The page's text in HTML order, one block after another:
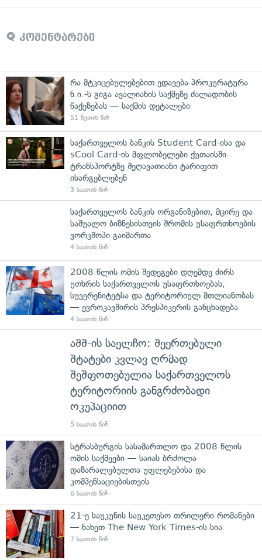
კომენტარები
რა მტკიცებულებებით ედავება პროკურატურა
ნ.ი.-ს გიგა ავალიანის საქმეზე ძალადობის
წაქეზებას — საქმის დეტალები
51 წუთის წინ
საქართველოს ბანკის Student Card-ისა და
sCool Card-ის მფლობელები ქუთაისში
ტრანსპორტზე შეღავათიანი ტარიფით
ისარგებლებენ
3 საათის წინ
საქართველოს ბანკის ორგანიზებით, მცირე და
საშუალო ბიზნესისთვის შრომის უსაფრთხოების
ვორკშოპი გაიმართა
4 საათის წინ
2008 წლის ომის შედეგები დღემდე ძირს
უთხრის საქართველოს უსაფრთხოებას,
სუვერენიტეტსა და ტერიტორიულ მთლიანობას
— ევროკავშირის პრესპიკერის განცხადება
4 საათის წინ
აშშ-ის საელჩო: შეერთებული
შტატები კვლავ ღრმად
შეშფოთებულია საქართველოს
ტერიტორიის განგრძობადი
ოკუპაციით
5 საათის წინ
სტრასბურგის სასამართლო და 2008 წლის
ომის საქმეები — საიას ბრძოლა
დაზარალებულთა უფლებებისა და
კომპენსაციებისთვის
6 საათის წინ
21-ე საუკუნის საუკეთესო თრილერი რომანები
— ნახეთ The New York Times-ის სია
7 საათის წინ